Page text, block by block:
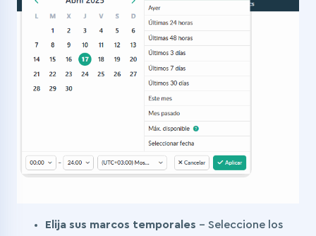
Elija sus marcos temporales – Seleccione los